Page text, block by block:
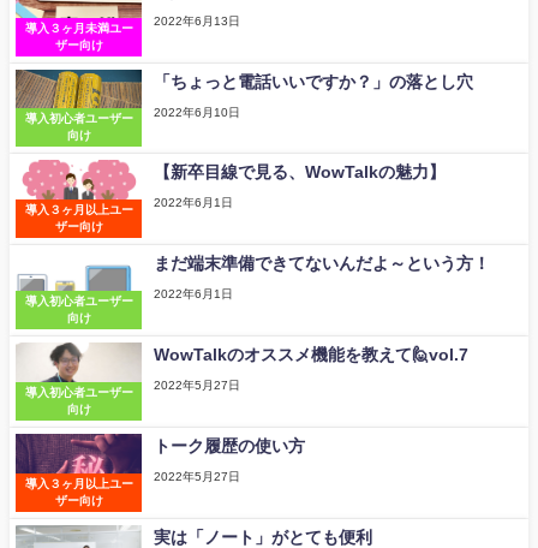
導入３ヶ月未満ユー
ザー向け
2022年6月13日
導入初心者ユーザー
向け
「ちょっと電話いいですか？」の落とし穴
2022年6月10日
導入３ヶ月以上ユー
ザー向け
【新卒目線で見る、WowTalkの魅力】
2022年6月1日
導入初心者ユーザー
向け
まだ端末準備できてないんだよ～という方！
2022年6月1日
導入初心者ユーザー
向け
WowTalkのオススメ機能を教えて🙋vol.7
2022年5月27日
導入３ヶ月以上ユー
ザー向け
トーク履歴の使い方
2022年5月27日
実は「ノート」がとても便利